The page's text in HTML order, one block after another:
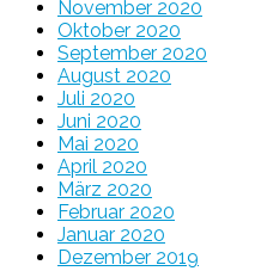
November 2020
Oktober 2020
September 2020
August 2020
Juli 2020
Juni 2020
Mai 2020
April 2020
März 2020
Februar 2020
Januar 2020
Dezember 2019